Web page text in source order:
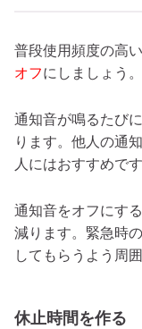
普段使用頻度の高
オフにしましょう。
通知音が鳴るたび
ります。他人の通
人にはおすすめです
通知音をオフにす
減ります。緊急時
してもらうよう周
休止時間を作る